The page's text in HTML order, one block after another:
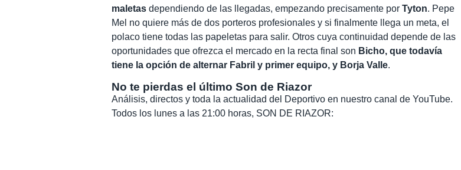
maletas dependiendo de las llegadas, empezando precisamente porTyton. Pepe
Mel no quiere más de dos porteros profesionales y si finalmente llega un meta, el
polaco tiene todas las papeletas para salir. Otros cuya continuidad depende de las
oportunidades que ofrezca el mercado en la recta final son Bicho, que todavía
tiene la opción de alternar Fabril y primer equipo, y Borja Valle.
No te pierdas el último Son de Riazor
Análisis, directos y toda la actualidad del Deportivo en nuestro canal de YouTube.
Todos los lunes a las 21:00 horas, SON DE RIAZOR: